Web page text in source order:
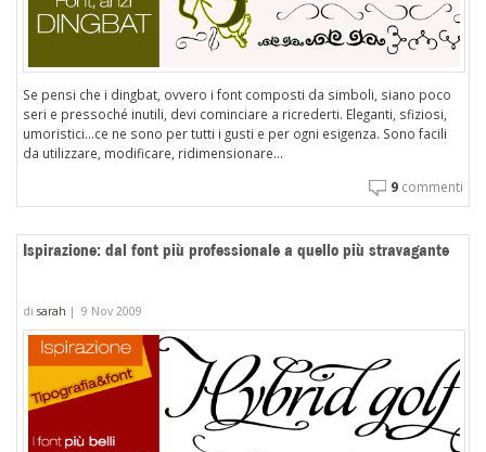
Se pensi che i dingbat, ovvero i font composti da simboli, siano poco
seri e pressoché inutili, devi cominciare a ricrederti. Eleganti, sfiziosi,
umoristici…ce ne sono per tutti i gusti e per ogni esigenza. Sono facili
da utilizzare, modificare, ridimensionare...
9 commenti
Ispirazione: dal font più professionale a quello più stravagante
di sarah | 9 Nov 2009